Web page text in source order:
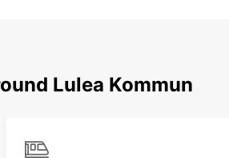
Lulea Kommun